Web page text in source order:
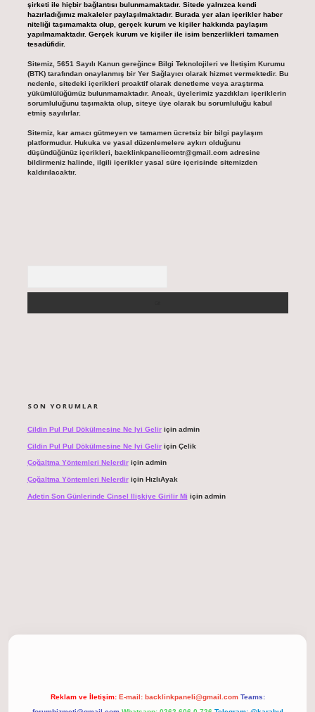
şirketi ile hiçbir bağlantısı bulunmamaktadır. Sitede yalnızca kendi
hazırladığımız makaleler paylaşılmaktadır. Burada yer alan içerikler haber
niteliği taşımamakta olup, gerçek kurum ve kişiler hakkında paylaşım
yapılmamaktadır. Gerçek kurum ve kişiler ile isim benzerlikleri tamamen
tesadüfidir.
Sitemiz, 5651 Sayılı Kanun gereğince Bilgi Teknolojileri ve İletişim Kurumu
(BTK) tarafından onaylanmış bir Yer Sağlayıcı olarak hizmet vermektedir. Bu
nedenle, sitedeki içerikleri proaktif olarak denetleme veya araştırma
yükümlülüğümüz bulunmamaktadır. Ancak, üyelerimiz yazdıkları içeriklerin
sorumluluğunu taşımakta olup, siteye üye olarak bu sorumluluğu kabul
etmiş sayılırlar.
Sitemiz, kar amacı gütmeyen ve tamamen ücretsiz bir bilgi paylaşım
platformudur. Hukuka ve yasal düzenlemelere aykırı olduğunu
düşündüğünüz içerikleri, backlinkpanelicomtr@gmail.comadresine
bildirmeniz halinde, ilgili içerikler yasal süre içerisinde sitemizden
kaldırılacaktır.
SON YORUMLAR
Cildin Pul Pul Dökülmesine Ne Iyi Geliriçin admin
Cildin Pul Pul Dökülmesine Ne Iyi Geliriçin Çelik
Çoğaltma Yöntemleri Nelerdiriçin admin
Çoğaltma Yöntemleri Nelerdiriçin HızlıAyak
Adetin Son Günlerinde Cinsel Ilişkiye Girilir Mi için admin
Reklam ve İletişim: E-mail: backlinkpaneli@gmail.com Teams: